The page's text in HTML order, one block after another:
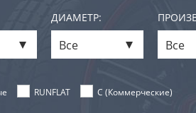
ДИАМЕТР:
Все Все
RUNFLAT C (Коммерческие)